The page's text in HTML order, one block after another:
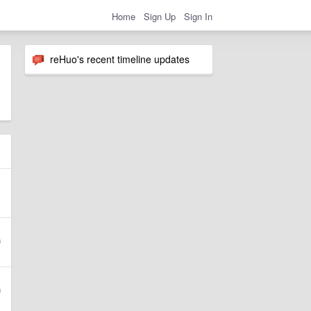
Home Sign Up Sign In
reHuo's recent timeline updates